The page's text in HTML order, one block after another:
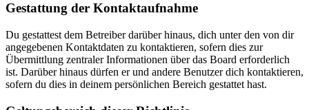
Gestattung der Kontaktaufnahme
Du gestattest dem Betreiber darüber hinaus, dich unter den von dir
angegebenen Kontaktdaten zu kontaktieren, sofern dies zur
Übermittlung zentraler Informationen über das Board erforderlich
ist. Darüber hinaus dürfen er und andere Benutzer dich kontaktieren,
sofern du dies in deinem persönlichen Bereich gestattet hast.